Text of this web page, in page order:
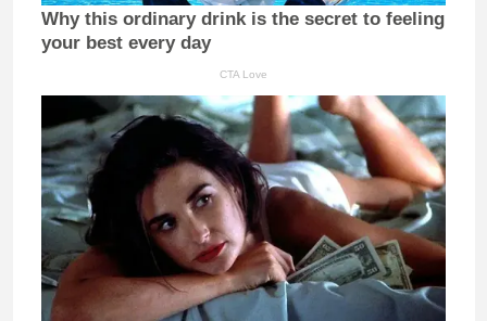
Why this ordinary drink is the secret to feeling
your best every day
CTA Love